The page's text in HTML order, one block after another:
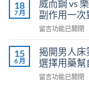
泌
尿
醫
教
你
安
掉？
Kamagra
液
威
而
使
鋼
正
確
用
7
步
＋
18
7 月
威而鋼 vs
副作用一次
在
而
鋼
vs
樂
留言功能已關閉
15
6 月
揭開男人床
選擇用藥幫
在
留言功能已關閉